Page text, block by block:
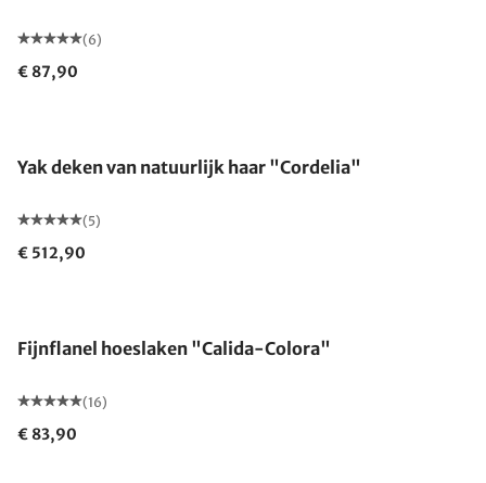
(6)
€ 87,90
Yak deken van natuurlijk haar "Cordelia"
(5)
€ 512,90
Fijnflanel hoeslaken "Calida-Colora"
(16)
€ 83,90